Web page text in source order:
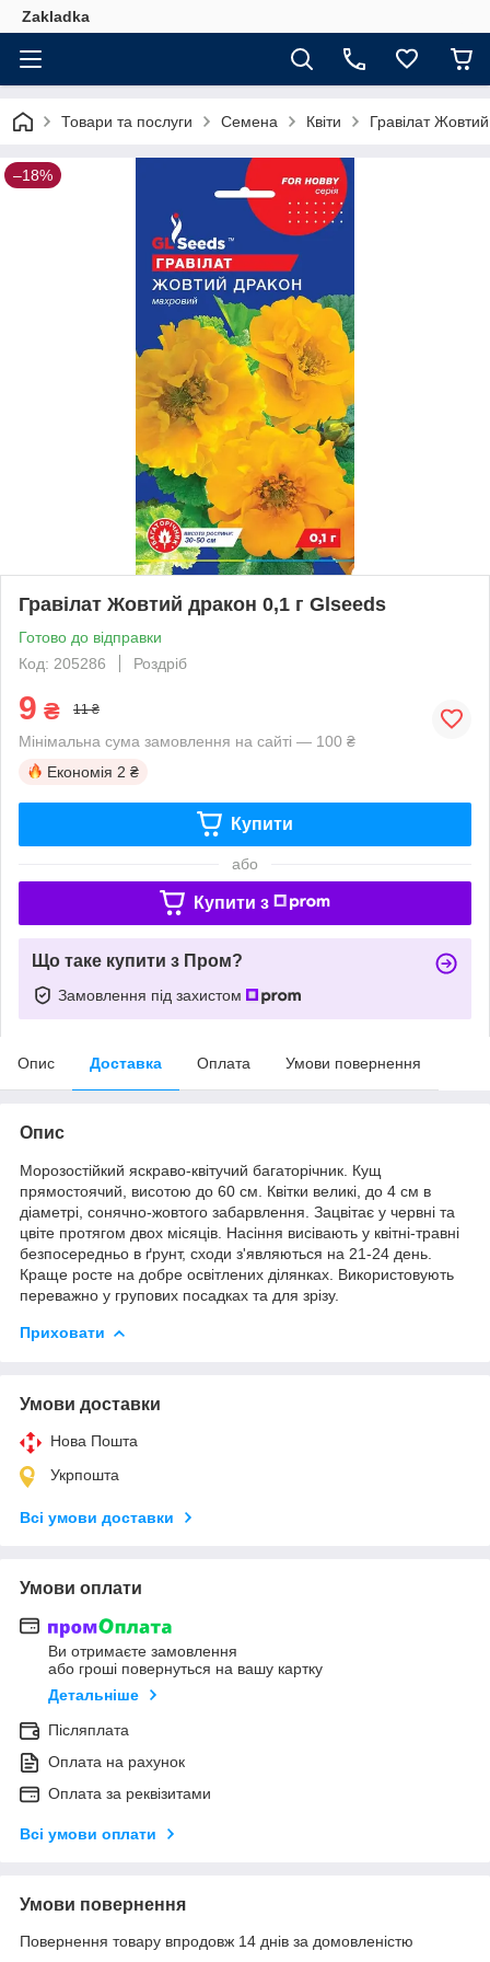
Zakladka
Товари та послуги Семена Квіти Гравілат
–18%
Гравілат Жовтий дракон 0,1 г Glseeds
Готово до відправки
Код: 205286
Роздріб
9 ₴ 11 ₴
Мінімальна сума замовлення на сайті — 100 ₴
Економія 2 ₴
Купити
або
Купити з
Що таке купити з Пром?
Замовлення під захистом
Опис Доставка Оплата Умови повернення
Опис
Морозостійкий яскраво-квітучий багаторічник. Кущ
прямостоячий, висотою до 60 см. Квітки великі, до 4 см в
діаметрі, сонячно-жовтого забарвлення. Зацвітає у червні та
цвіте протягом двох місяців. Насіння висівають у квітні-травні
безпосередньо в ґрунт, сходи з'являються на 21-24 день.
Краще росте на добре освітлених ділянках. Використовують
переважно у групових посадках та для зрізу.
Приховати
Умови доставки
Нова Пошта
Укрпошта
Всі умови доставки
Умови оплати
Ви отримаєте замовлення
або гроші повернуться на вашу картку
Детальніше
Післяплата
Оплата на рахунок
Оплата за реквізитами
Всі умови оплати
Умови повернення
Повернення товару впродовж 14 днів за домовленістю